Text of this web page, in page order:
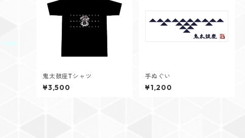
鬼太鼓座Tシャツ
¥3,500
手ぬぐい
¥1,200